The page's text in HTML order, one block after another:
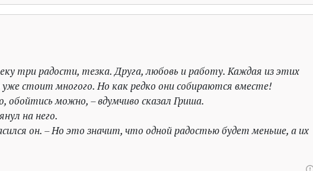
три радости, тезка. Друга, любовь и работу. Каждая из этих
стоит многого. Но как редко они собираются вместе!
обойтись можно, – вдумчиво сказал Гриша.
на него.
он. – Но это значит, что одной радостью будет меньше, а их